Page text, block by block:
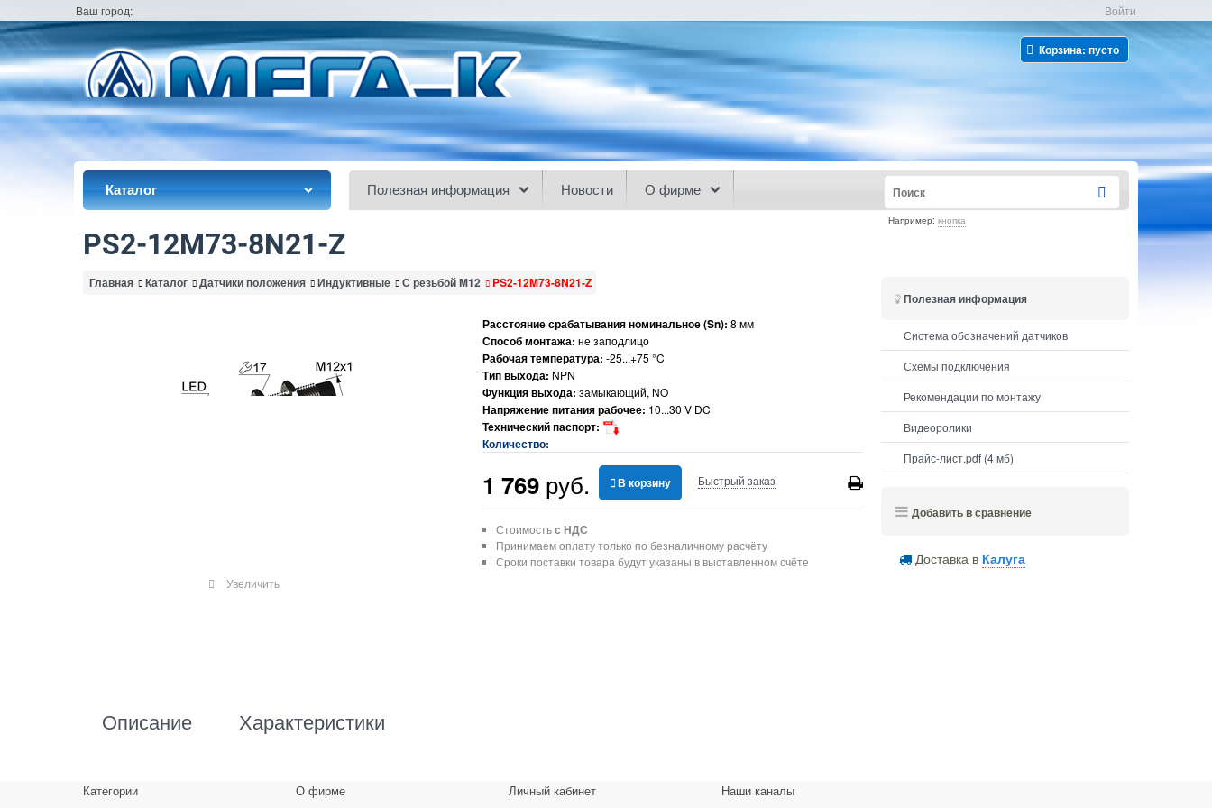
Ваш город: Войти
Корзина: пусто
Каталог Полезная информация Новости О фирме
Например: кнопка
PS2-12M73-8N21-Z
Главная Каталог Датчики положения Индуктивные С резьбой M12 PS2-12M73-8N21-Z
Увеличить
Расстояние срабатывания номинальное (Sn): 8 мм
Способ монтажа: не заподлицо
Рабочая температура: -25...+75 °C
Тип выхода: NPN
Функция выхода: замыкающий, NO
Напряжение питания рабочее: 10...30 V DC
Технический паспорт:
Количество:
1 769 руб. В корзину Быстрый заказ
Стоимостьс НДС
Принимаем оплату только по безналичному расчёту
Сроки поставки товара будут указаны в выставленном счёте
Описание Характеристики
Полезная информация
Система обозначений датчиков
Схемы подключения
Рекомендации по монтажу
Видеоролики
Прайс-лист.pdf (4 мб)
Добавить в сравнение
Доставка в Калуга
Категории О фирме Личный кабинет Наши каналы